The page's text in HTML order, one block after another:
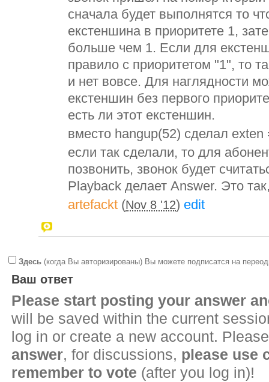
сначала будет выполнятся то
екстеншина в приоритете 1,
больше чем 1. Если для
правило с приоритетом "1", то
и нет вовсе. Для наглядности
екстеншин без первого
есть ли этот екстеншин.
вместо hangup(52) сделал
если так сделали, то для
позвонить, звонок будет
Playback делает Answer. Это
artefackt (Nov 8 '12) edit
Здесь (когда Вы авторизированы) Вы можете подписатся на
Ваш ответ
Please start posting your answer
will be saved within the current
log in or create a new account.
answer, for discussions, please use
remember to vote (after you log in)!